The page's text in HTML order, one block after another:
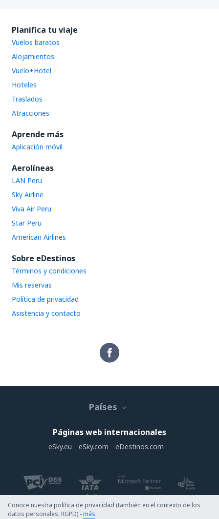
Planifica tu viaje
Vuelos baratos
Alojamientos
Vuelo+Hotel
Hoteles
Traslados
Atracciones
Aprende más
Aplicación móvil
Aerolíneas
LAN Peru
Sky Airline
Viva Air Peru
Star Peru
American Airlines
Sobre eDestinos
Términos y condiciones
Mis reservas
Política de privacidad
Asistencia y contacto
Países
Páginas web internacionales
eSky.eu eSky.com eDestinos.com
Conoce nuestra política de privacidad (también en el contexto de los
datos personales: RGPD) -más.